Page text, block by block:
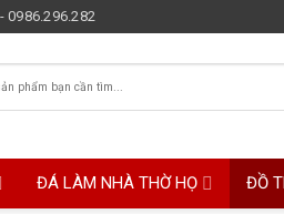
0986.296.282
ĐÁ LÀM NHÀ THỜ HỌ ĐỒ